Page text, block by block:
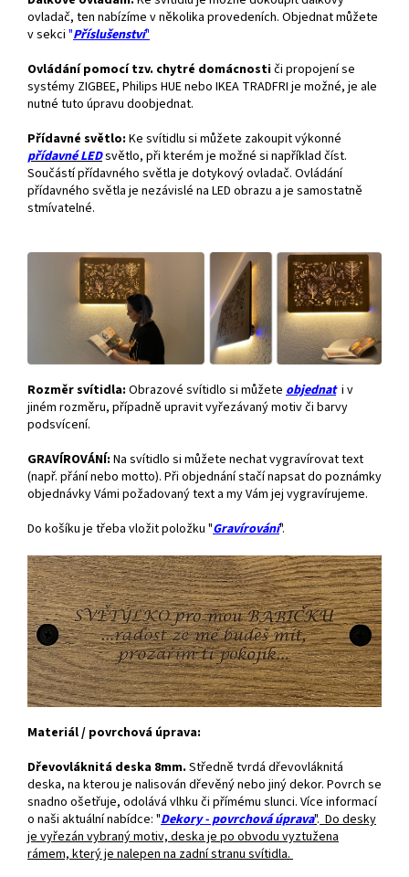
ovladač, ten nabízíme v několika provedeních. Objednat můžete
v sekci "Příslušenství"
Ovládání pomocí tzv. chytré domácnostiči propojení se
systémy ZIGBEE, Philips HUE nebo IKEA TRADFRI je možné, je ale
nutné tuto úpravu doobjednat.
Přídavné světlo: Ke svítidlu si můžete zakoupit výkonné
přídavnéLEDsvětlo, při kterém je možné si například číst.
Součástí přídavného světla je dotykový ovladač. Ovládání
přídavného světla je nezávislé na LED obrazu a je samostatně
stmívatelné.
Rozměr svítidla: Obrazové svítidlo si můžete objednat i v
jiném rozměru, případně upravit vyřezávaný motiv či barvy
podsvícení.
GRAVÍROVÁNÍ: Na svítidlo si můžete nechat vygravírovat text
(např. přání nebo motto). Při objednání stačí napsat do poznámky
objednávky Vámi požadovaný text a my Vám jej vygravírujeme.
Do košíku je třeba vložit položku "Gravírování".
Materiál / povrchová úprava:
Dřevovláknitá deska 8mm. Středně tvrdá dřevovláknitá
deska, na kterou je nalisován dřevěný nebo jiný dekor. Povrch se
snadno ošetřuje, odolává vlhku či přímému slunci. Více informací
o naši aktuální nabídce: "Dekory - povrchová úprava". Do desky
je vyřezán vybraný motiv, deska je po obvodu vyztužena
rámem, který je nalepen na zadní stranu svítidla.